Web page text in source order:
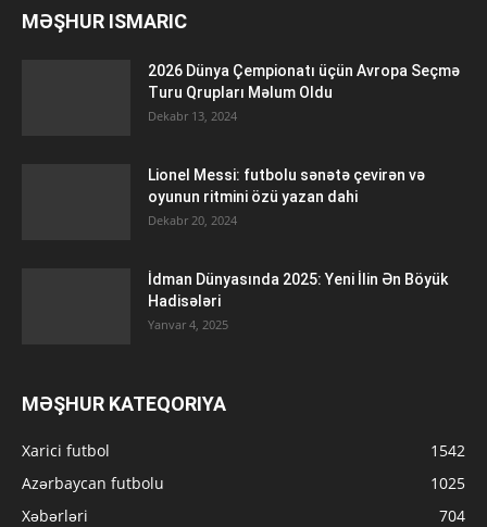
MƏŞHUR ISMARIC
2026 Dünya Çempionatı üçün Avropa Seçmə
Turu Qrupları Məlum Oldu
Dekabr 13, 2024
Lionel Messi: futbolu sənətə çevirən və
oyunun ritmini özü yazan dahi
Dekabr 20, 2024
İdman Dünyasında 2025: Yeni İlin Ən Böyük
Hadisələri
Yanvar 4, 2025
MƏŞHUR KATEQORIYA
Xarici futbol
1542
Azərbaycan futbolu
1025
Xəbərləri
704